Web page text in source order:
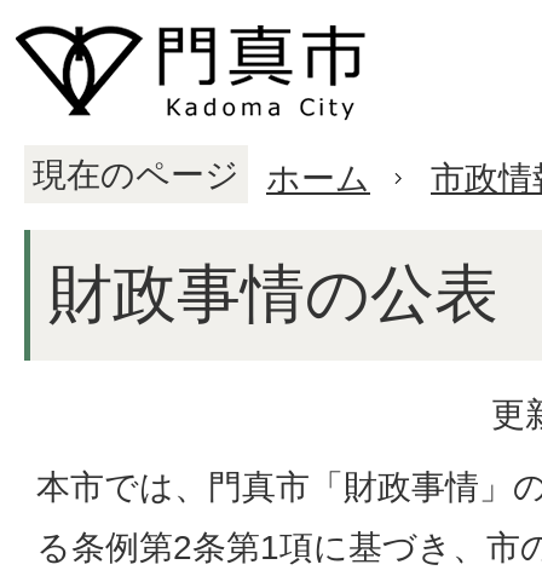
現在のページ ホーム 市政情
財政事情の公表
更
本市では、門真市「財政事情」
る条例第2条第1項に基づき、市